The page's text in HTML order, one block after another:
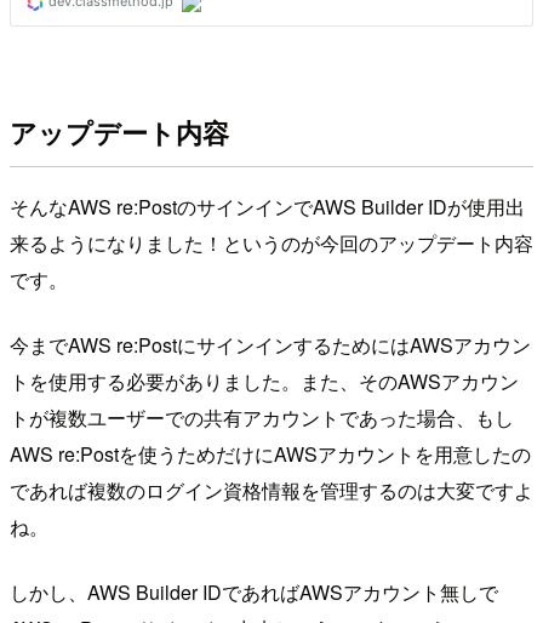
アップデート内容
そんなAWS re:PostのサインインでAWS Builder IDが使用出
来るようになりました！というのが今回のアップデート内容
です。
今までAWS re:PostにサインインするためにはAWSアカウン
トを使用する必要がありました。また、そのAWSアカウン
トが複数ユーザーでの共有アカウントであった場合、もし
AWS re:Postを使うためだけにAWSアカウントを用意したの
であれば複数のログイン資格情報を管理するのは大変ですよ
ね。
しかし、AWS Builder IDであればAWSアカウント無しで